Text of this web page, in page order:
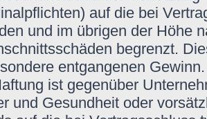
auf die bei
und im übrigen der Höhe
begrenzt.
entgangenen Gewinn.
ist gegenüber
und Gesundheit oder